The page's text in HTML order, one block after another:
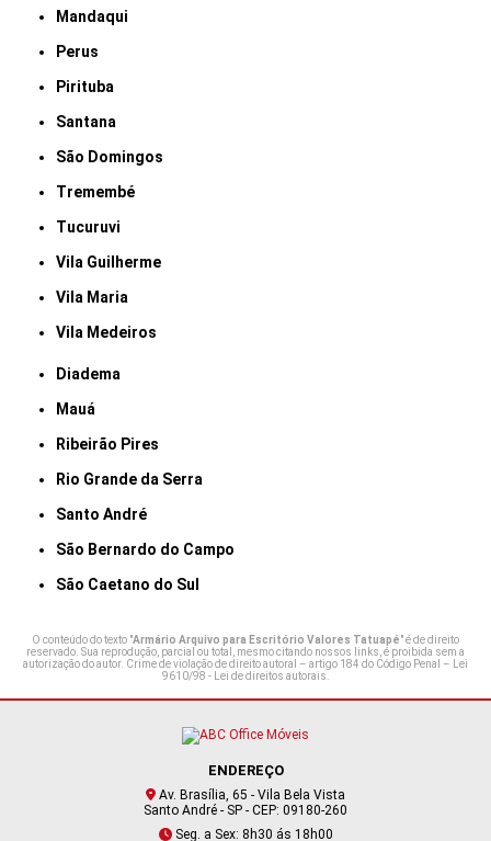
Mandaqui
Perus
Pirituba
Santana
São Domingos
Tremembé
Tucuruvi
Vila Guilherme
Vila Maria
Vila Medeiros
Diadema
Mauá
Ribeirão Pires
Rio Grande da Serra
Santo André
São Bernardo do Campo
São Caetano do Sul
O conteúdo do texto "Armário Arquivo para Escritório Valores Tatuapé" é de direito
reservado. Sua reprodução, parcial ou total, mesmo citando nossos links, é proibida sem a
autorização do autor. Crime de violação de direito autoral – artigo 184 do Código Penal – Lei
9610/98 - Lei de direitos autorais.
ENDEREÇO
Av. Brasília, 65 - Vila Bela Vista
Santo André - SP - CEP: 09180-260
Seg. a Sex: 8h30 ás 18h00